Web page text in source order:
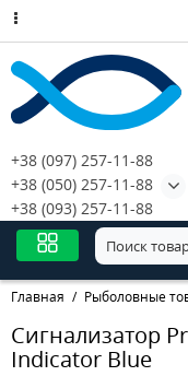
+38 (097) 257-11-88
+38 (050) 257-11-88
+38 (093) 257-11-88
Главная Рыболовные
Сигнализатор
Indicator Blue